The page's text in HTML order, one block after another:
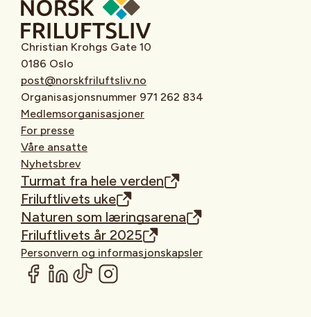
Christian Krohgs Gate 10
0186 Oslo
post@norskfriluftsliv.no
Organisasjonsnummer 971 262 834
Medlemsorganisasjoner
For presse
Våre ansatte
Nyhetsbrev
Turmat fra hele verden
Friluftlivets uke
Naturen som læringsarena
Friluftlivets år 2025
Personvern og informasjonskapsler